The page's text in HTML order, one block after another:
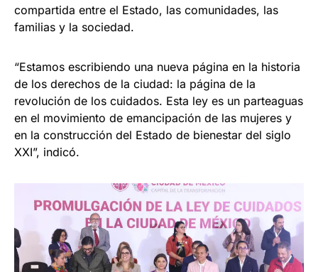
compartida entre el Estado, las comunidades, las
familias y la sociedad.
“Estamos escribiendo una nueva página en la historia
de los derechos de la ciudad: la página de la
revolución de los cuidados. Esta ley es un parteaguas
en el movimiento de emancipación de las mujeres y
en la construcción del Estado de bienestar del siglo
XXI”, indicó.